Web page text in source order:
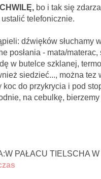
bo i tak się
ustalić telefonicznie.
dźwięków słuchamy
posłania - mata/
w butelce szklanej,
siedzieć..., można tez
koc do przykrycia i pod
na cebulkę,
PAŁACU TIELSCHA